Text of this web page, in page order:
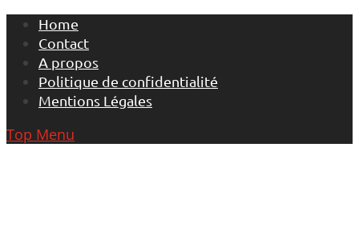
Skip
content
Home
Contact
A propos
Politique de confidentialité
Mentions Légales
Top Menu